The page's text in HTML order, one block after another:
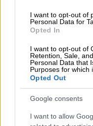
I want to opt-out of
Personal Data for
Opted In
I want to opt-out of
Retention, Sale,
Personal Data that
Purposes for which
Opted Out
Google consents
I want to allow
επιτυχημένες
«Άγνωστος
του Κώστα
αλλά
κερδίσει. Είχα
αυτούς τους
'69 και το '70,